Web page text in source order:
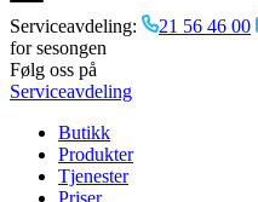
Serviceavdeling: 21 56 46 00
for sesongen
Følg oss på
Serviceavdeling
Butikk
Produkter
Tjenester
Priser